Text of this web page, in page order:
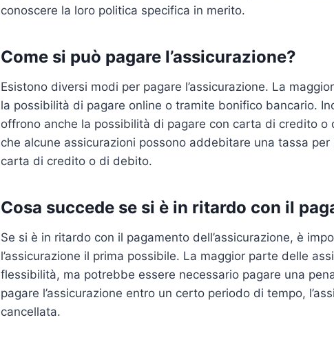
conoscere la loro politica specifica in merito.
Come si può pagare l’assicurazione?
Esistono diversi modi per pagare l’assicurazione. La
la possibilità di pagare online o tramite bonifico bancario.
offrono anche la possibilità di pagare con carta di credito
che alcune assicurazioni possono addebitare una tassa
carta di credito o di debito.
Cosa succede se si è in ritardo con il
Se si è in ritardo con il pagamento dell’assicurazione, è
l’assicurazione il prima possibile. La maggior parte delle
flessibilità, ma potrebbe essere necessario pagare una
pagare l’assicurazione entro un certo periodo di tempo,
cancellata.